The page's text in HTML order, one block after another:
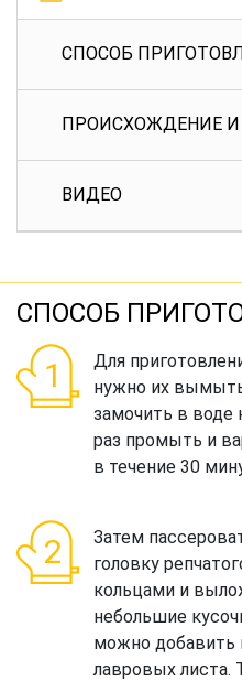
СПОСОБ
ПРОИСХОЖДЕНИЕ
ВИДЕО
СПОСОБ
Для
нужно их
замочить в воде
раз промыть и
в течение 30
Затем
головку
кольцами и
небольшие
можно добавить
лавровых листа.